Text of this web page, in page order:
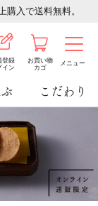
購入で送料無料。
登録
イン
お買い物
カゴ
メニュー
こだわり